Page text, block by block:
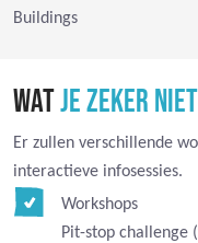
Buildings
WATJE ZEKER
Er zullen verschillende
interactieve infosessies.
Workshops
Pit-stop challenge